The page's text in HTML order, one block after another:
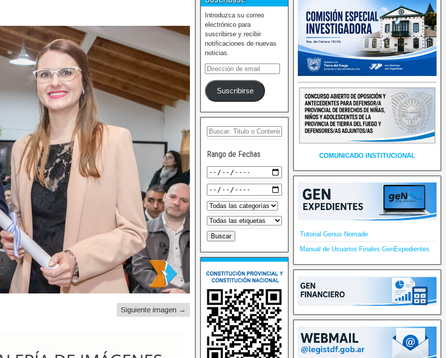
Siguiente imagen →
Introduzca su correo
electrónico para
suscribirse y recibir
notificaciones de nuevas
noticias.
Suscribirse
Rango de Fechas COMUNICADO INSTITUCIONAL
Tutorial Genus Nomade
Manual de Usuarios Finales GenExpedientes